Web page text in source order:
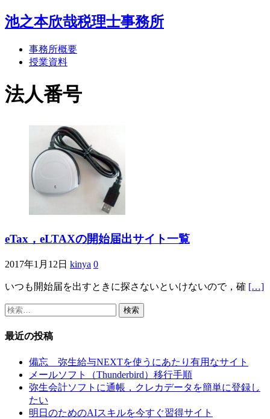
池之本欣哉税理士事務所
事務所概要
授業資料
法人番号
eTax，eLTAXの開始届出サイト一覧
2017年1月12日 kinya 0
いつも開始届を出すときに探さないといけないので，確 […]
検
最近の投稿
備忘 弥生給与NEXTを使うにあたり有用なサイト
メールソフト（Thunderbird）移行手順
弥生会計ソフトに通帳，クレカデータを簡単に登録し
たい
明日のためのAIスキルを今すぐ習得サイト